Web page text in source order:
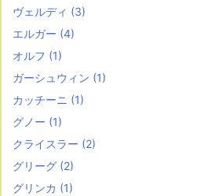
ヴェルディ (3)
エルガー (4)
オルフ (1)
ガーシュウィン (1)
カッチーニ (1)
グノー (1)
クライスラー (2)
グリーグ (2)
グリンカ (1)